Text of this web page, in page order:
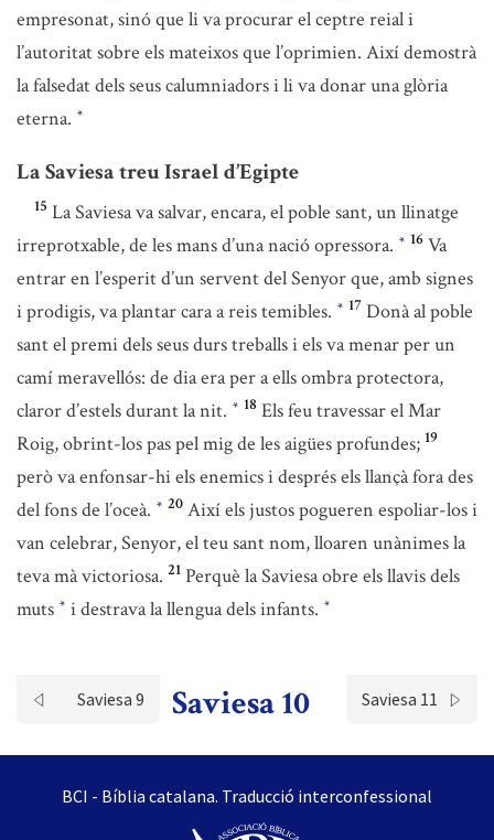
empresonat, sinó que li va procurar el ceptre reial i
l’autoritat sobre els mateixos que l’oprimien. Així demostrà
la falsedat dels seus calumniadors i li va donar una glòria
eterna. *
La Saviesa treu Israel d’Egipte
15 La Saviesa va salvar, encara, el poble sant, un llinatge
irreprotxable, de les mans d’una nació opressora. * 16 Va
entrar en l’esperit d’un servent del Senyor que, amb signes
i prodigis, va plantar cara a reis temibles. * 17 Donà al poble
sant el premi dels seus durs treballs i els va menar per un
camí meravellós: de dia era per a ells ombra protectora,
claror d’estels durant la nit. * 18 Els feu travessar el Mar
Roig, obrint-los pas pel mig de les aigües profundes; 19
però va enfonsar-hi els enemics i després els llançà fora des
del fons de l’oceà. * 20 Així els justos pogueren espoliar-los i
van celebrar, Senyor, el teu sant nom, lloaren unànimes la
teva mà victoriosa. 21 Perquè la Saviesa obre els llavis dels
muts * i destrava la llengua dels infants. *
Saviesa 9 Saviesa 10 Saviesa 11
BCI - Bíblia catalana. Traducció interconfessional